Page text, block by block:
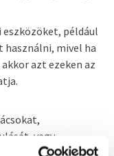
eszközöket, például
mivel ha
azt ezeken az
vagy